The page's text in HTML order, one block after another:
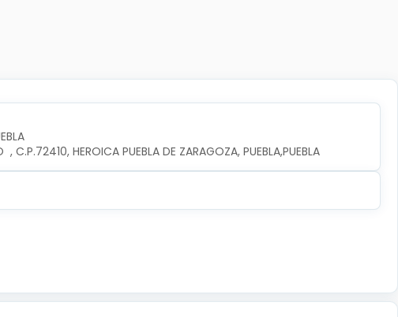
, C.P.72410, HEROICA PUEBLA DE ZARAGOZA, PUEBLA,PUEBLA